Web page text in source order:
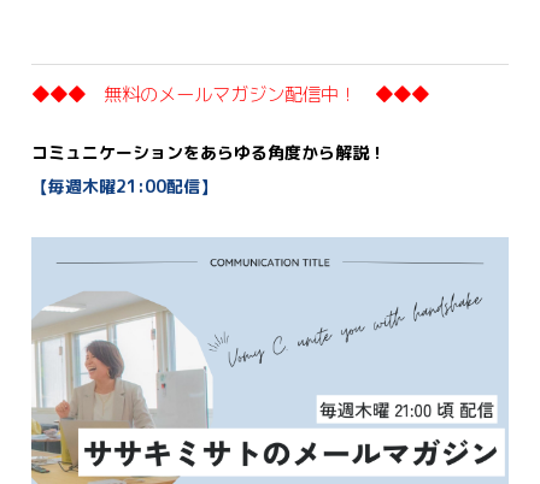
◆◆◆ 無料のメールマガジン配信中！ ◆◆◆
コミュニケーションをあらゆる角度から解説！
【毎週木曜21:00配信】